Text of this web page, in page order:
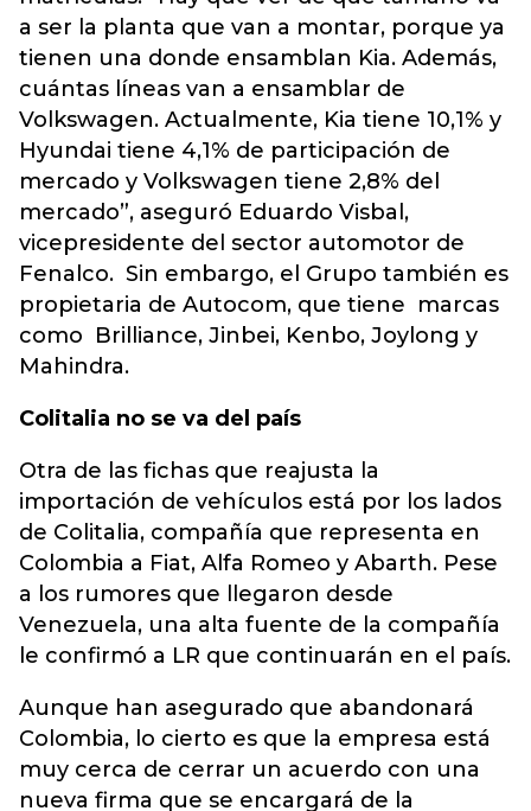
a ser la planta que van a montar, porque ya
tienen una donde ensamblan Kia. Además,
cuántas líneas van a ensamblar de
Volkswagen. Actualmente, Kia tiene 10,1% y
Hyundai tiene 4,1% de participación de
mercado y Volkswagen tiene 2,8% del
mercado”, aseguró Eduardo Visbal,
vicepresidente del sector automotor de
Fenalco. Sin embargo, el Grupo también es
propietaria de Autocom, que tiene marcas
como Brilliance, Jinbei, Kenbo, Joylong y
Mahindra.
Colitalia no se va del país
Otra de las fichas que reajusta la
importación de vehículos está por los lados
de Colitalia, compañía que representa en
Colombia a Fiat, Alfa Romeo y Abarth. Pese
a los rumores que llegaron desde
Venezuela, una alta fuente de la compañía
le confirmó a LR que continuarán en el país.
Aunque han asegurado que abandonará
Colombia, lo cierto es que la empresa está
muy cerca de cerrar un acuerdo con una
nueva firma que se encargará de la